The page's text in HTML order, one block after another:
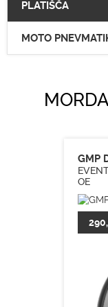
PLATIŠČA
MOTO
GMP
OE